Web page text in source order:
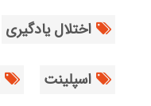
اختلال یادگیری
اسپلینت